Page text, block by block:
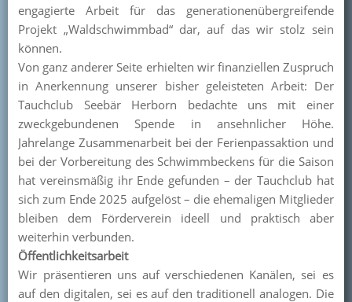
engagierte Arbeit für das generationenübergreifende
Projekt „Waldschwimmbad“ dar, auf das wir stolz sein
können.
Von ganz anderer Seite erhielten wir finanziellen Zuspruch
in Anerkennung unserer bisher geleisteten Arbeit: Der
Tauchclub Seebär Herborn bedachte uns mit einer
zweckgebundenen Spende in ansehnlicher Höhe.
Jahrelange Zusammenarbeit bei der Ferienpassaktion und
bei der Vorbereitung des Schwimmbeckens für die Saison
hat vereinsmäßig ihr Ende gefunden – der Tauchclub hat
sich zum Ende 2025 aufgelöst – die ehemaligen Mitglieder
bleiben dem Förderverein ideell und praktisch aber
weiterhin verbunden.
Öffentlichkeitsarbeit
Wir präsentieren uns auf verschiedenen Kanälen, sei es
auf den digitalen, sei es auf den traditionell analogen. Die